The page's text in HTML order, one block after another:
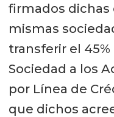
firmados dichas
mismas
transferir el
Sociedad a los
por Línea de
que dichos